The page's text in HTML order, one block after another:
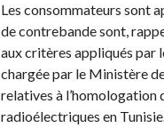
Les consommateurs sont
de contrebande sont,
aux critères appliqués par
chargée par le Ministère
relatives à l’homologation
radioélectriques en